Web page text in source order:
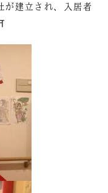
が建立され、入居者